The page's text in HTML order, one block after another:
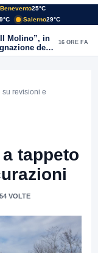
Benevento25°C
Salerno29°C
Molino”, in
dei
per
16 ORE FA
su revisioni e
tappeto
VOLTE